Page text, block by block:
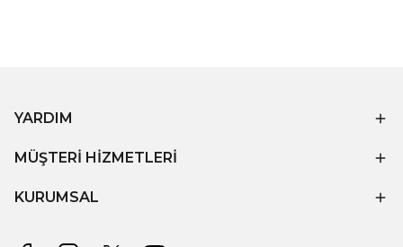
YARDIM
MÜŞTERİ HİZMETLERİ
KURUMSAL